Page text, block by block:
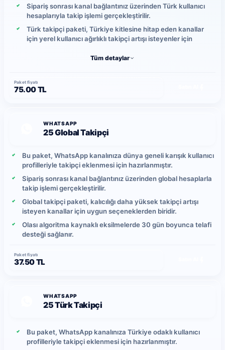
Sipariş sonrası kanal bağlantınız üzerinden Türk kullanıcı
hesaplarıyla takip işlemi gerçekleştirilir.
Türk takipçi paketi, Türkiye kitlesine hitap eden kanallar
için yerel kullanıcı ağırlıklı takipçi artışı isteyenler için
Gönderimler kontrollü şekilde ilerletilir ve günlük takipçi
arasında değişebilir.
Yerel kullanıcı hareketlerine bağlı olarak zaman içinde
edebilir.
Tüm detaylar
Paket fiyatı
75.00 TL
WHATSAPP
25 Global Takipçi
Bu paket, WhatsApp kanalınıza dünya geneli karışık kullanıcı
profilleriyle takipçi eklenmesi için hazırlanmıştır.
Sipariş sonrası kanal bağlantınız üzerinden global hesaplarla
takip işlemi gerçekleştirilir.
Global takipçi paketi, kalıcılığı daha yüksek takipçi artışı
isteyen kanallar için uygun seçeneklerden biridir.
Olası algoritma kaynaklı eksilmelerde 30 gün boyunca telafi
desteği sağlanır.
Paket fiyatı
37.50 TL
WHATSAPP
25 Türk Takipçi
Bu paket, WhatsApp kanalınıza Türkiye odaklı kullanıcı
profilleriyle takipçi eklenmesi için hazırlanmıştır.